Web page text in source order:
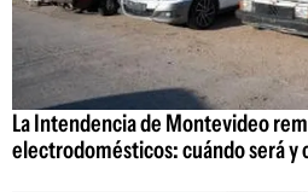
La Intendencia de Montevideo
electrodomésticos: cuándo será y